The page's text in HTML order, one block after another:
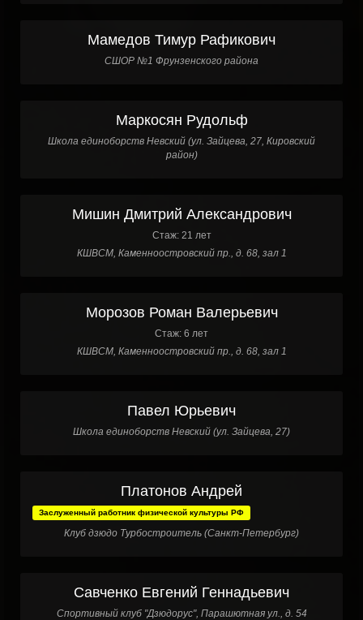
Мамедов Тимур Рафикович
СШОР №1 Фрунзенского района
Маркосян Рудольф
Школа единоборств Невский (ул. Зайцева, 27, Кировский
район)
Мишин Дмитрий Александрович
Стаж: 21 лет
КШВСМ, Каменноостровский пр., д. 68, зал 1
Морозов Роман Валерьевич
Стаж: 6 лет
КШВСМ, Каменноостровский пр., д. 68, зал 1
Павел Юрьевич
Школа единоборств Невский (ул. Зайцева, 27)
Платонов Андрей
Заслуженный работник физической культуры РФ
Клуб дзюдо Турбостроитель (Санкт-Петербург)
Савченко Евгений Геннадьевич
Спортивный клуб "Дзюдорус", Парашютная ул., д. 54